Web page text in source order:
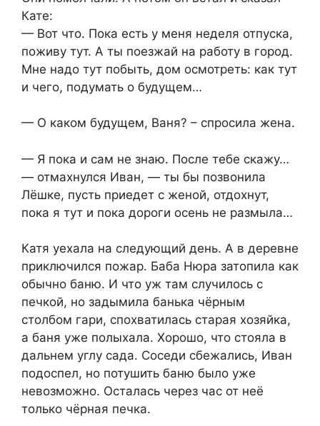
Кате:
— Вот что. Пока есть у меня неделя отпуска,
поживу тут. А ты поезжай на работу в город.
Мне надо тут побыть, дом осмотреть: как тут
и чего, подумать о будущем…
— О каком будущем, Ваня? – спросила жена.
— Я пока и сам не знаю. После тебе скажу…
— отмахнулся Иван, — ты бы позвонила
Лёшке, пусть приедет с женой, отдохнут,
пока я тут и пока дороги осень не размыла…
Катя уехала на следующий день. А в деревне
приключился пожар. Баба Нюра затопила как
обычно баню. И что уж там случилось с
печкой, но задымила банька чёрным
столбом гари, спохватилась старая хозяйка,
а баня уже полыхала. Хорошо, что стояла в
дальнем углу сада. Соседи сбежались, Иван
подоспел, но потушить баню было уже
невозможно. Осталась через час от неё
только чёрная печка.